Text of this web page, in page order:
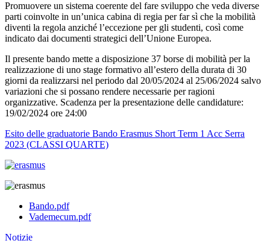
Promuovere un sistema coerente del fare sviluppo che veda diverse
parti coinvolte in un’unica cabina di regia per far sì che la mobilità
diventi la regola anziché l’eccezione per gli studenti, così come
indicato dai documenti strategici dell’Unione Europea.
Il presente bando mette a disposizione 37 borse di mobilità per la
realizzazione di uno stage formativo all’estero della durata di 30
giorni da realizzarsi nel periodo dal 20/05/2024 al 25/06/2024 salvo
variazioni che si possano rendere necessarie per ragioni
organizzative. Scadenza per la presentazione delle candidature:
19/02/2024 ore 24:00
Esito delle graduatorie Bando Erasmus Short Term 1 Acc Serra
2023 (CLASSI QUARTE)
Bando.pdf
Vademecum.pdf
Notizie